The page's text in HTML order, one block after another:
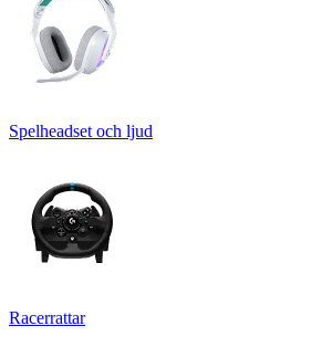
Spelheadset och ljud
Racerrattar